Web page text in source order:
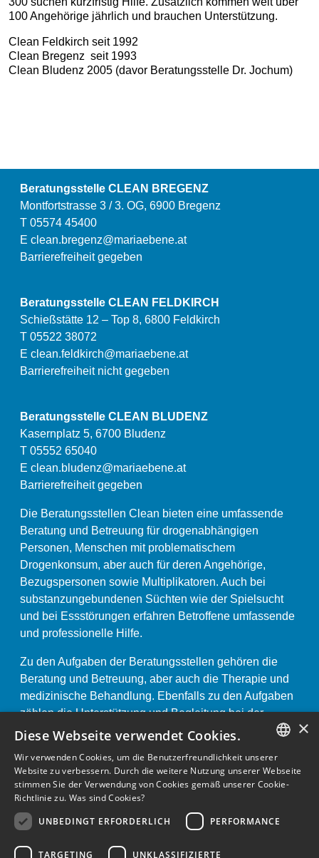
100 Angehörige jährlich und brauchen Unterstützung.
Clean Feldkirch seit 1992
Clean Bregenz seit 1993
Clean Bludenz 2005 (davor Beratungsstelle Dr. Jochum)
Beratungsstelle CLEAN BREGENZ
Montfortstrasse 3 / 3. OG, 6900 Bregenz
T 05574 45400
E clean.bregenz@mariaebene.at
Barrierefreiheit gegeben
Beratungsstelle CLEAN FELDKIRCH
Schießstätte 12 – Top 8, 6800 Feldkirch
T 05522 38072
E clean.feldkirch@mariaebene.at
Barrierefreiheit nicht gegeben
Beratungsstelle CLEAN BLUDENZ
Kasernplatz 5, 6700 Bludenz
T 05552 65040
E clean.bludenz@mariaebene.at
Barrierefreiheit gegeben
Die Beratungsstellen Clean bieten eine umfassende
Beratung und Betreuung für drogenabhängigen
Personen, Menschen mit problematischem
Drogenkonsum, aber auch für deren Angehörige,
Bezugspersonen sowie Multiplikatoren. Auch bei
substanzungebundenen Süchten wie der Spielsucht
und bei Essstörungen erfahren Betroffene umfassende
und professionelle Hilfe.
Zu den Aufgaben der Beratungsstellen gehören die
Beratung und Betreuung, aber auch die Therapie und
medizinische Behandlung. Ebenfalls zu den Aufgaben
zählen die Unterstützung und Begleitung bei der
Arbeits- oder Wohnungssuche oder die Vermittlung
Therapie.
Impressum und Datenschutzerklärung «
Unterstützt durch:
GERMAN
ENGLISH
×
Diese Webseite verwendet Cookies.
Wir verwenden Cookies, um die Benutzerfreundlichkeit unserer
Website zu verbessern. Durch die weitere Nutzung unserer Webseite
stimmen Sie der Verwendung von Cookies gemäß unserer Cookie-
Richtlinie zu. Was sind Cookies?
UNBEDINGT ERFORDERLICH
PERFORMANCE
TARGETING UNKLASSIFIZIERTE